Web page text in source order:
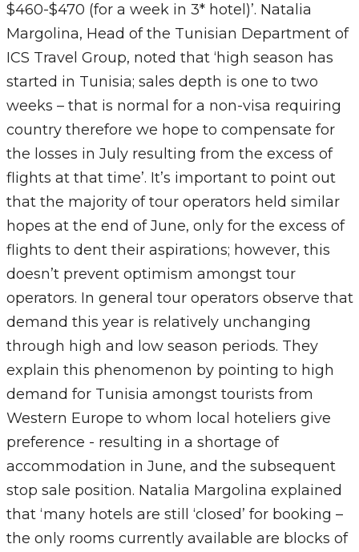
$460-$470 (for a week in 3* hotel)’. Natalia
Margolina, Head of the Tunisian Department of
ICS Travel Group, noted that ‘high season has
started in Tunisia; sales depth is one to two
weeks – that is normal for a non-visa requiring
country therefore we hope to compensate for
the losses in July resulting from the excess of
flights at that time’. It’s important to point out
that the majority of tour operators held similar
hopes at the end of June, only for the excess of
flights to dent their aspirations; however, this
doesn’t prevent optimism amongst tour
operators. In general tour operators observe that
demand this year is relatively unchanging
through high and low season periods. They
explain this phenomenon by pointing to high
demand for Tunisia amongst tourists from
Western Europe to whom local hoteliers give
preference - resulting in a shortage of
accommodation in June, and the subsequent
stop sale position. Natalia Margolina explained
that ‘many hotels are still ‘closed’ for booking –
the only rooms currently available are blocks of